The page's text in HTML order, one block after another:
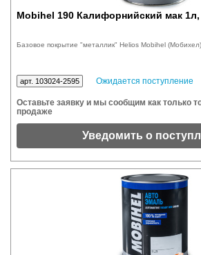
Mobihel 190 Калифорнийский мак
Базовое покрытие "металлик" Helios Mobihel
арт. 103024-2595 Ожидается поступление
Оставьте заявку и мы сообщим как только
продаже
Уведомить о